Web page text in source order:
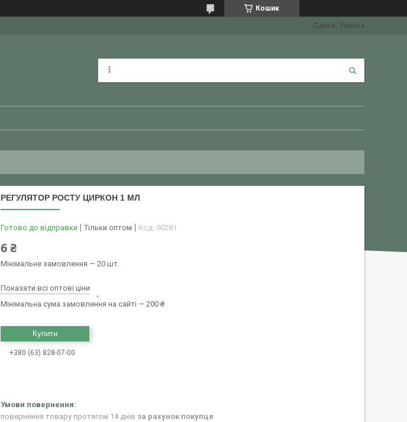
Кошик
Одеса, Україна
РЕГУЛЯТОР РОСТУ ЦИРКОН 1 МЛ
Готово до відправки Тільки оптом Код: 00281
6 ₴
Мінімальне замовлення — 20 шт.
Показати всі оптові ціни
Мінімальна сума замовлення на сайті — 200 ₴
Купити
+380 (63) 828-07-00
повернення товару протягом 14 днів за рахунок покупця